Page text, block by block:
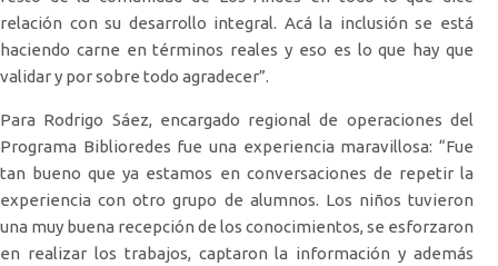
relación con su desarrollo integral. Acá la inclusión se está
haciendo carne en términos reales y eso es lo que hay que
validar y por sobre todo agradecer”.
Para Rodrigo Sáez, encargado regional de operaciones del
Programa Biblioredes fue una experiencia maravillosa: “Fue
tan bueno que ya estamos en conversaciones de repetir la
experiencia con otro grupo de alumnos. Los niños tuvieron
una muy buena recepción de los conocimientos, se esforzaron
en realizar los trabajos, captaron la información y además